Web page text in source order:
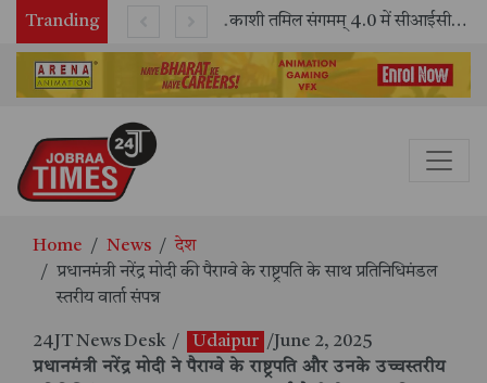
Tranding काशी तमिल संगमम् 4.0 में सीआईसीटी का स्टॉल बना तमिल भाषा और संस्कृति का केंद्र, ‘तमिल करकलाम’ से सीखना हुआ सरल
Home News
देश
प्रधानमंत्री नरेंद्र मोदी की पैराग्वे के राष्ट्रपति के साथ प्रतिनिधिमंडल
स्तरीय वार्ता संपन्न
24JT News Desk / Udaipur /June 2, 2025
प्रधानमंत्री नरेंद्र मोदी ने पैराग्वे के राष्ट्रपति और उनके उच्चस्तरीय